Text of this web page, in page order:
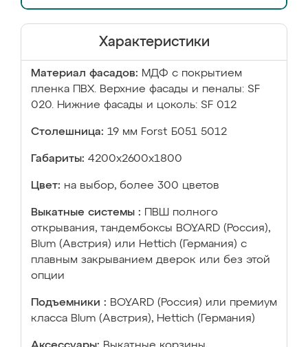
Характеристики
Материал фасадов: МДФ с покрытием
пленка ПВХ. Верхние фасады и пеналы: SF
020. Нижние фасады и цоколь: SF 012
Столешница: 19 мм Forst Б051 5012
Габариты: 4200х2600х1800
Цвет: на выбор, более 300 цветов
Выкатные системы :
ПВШ полного
открывания, тандембоксы BOYARD (Россия),
Blum (Австрия) или Hettich (Германия) с
плавным закрыванием дверок или без этой
опции
Подъемники : BOYARD (Россия) или премиум
класса Blum (Австрия), Hettich (Германия)